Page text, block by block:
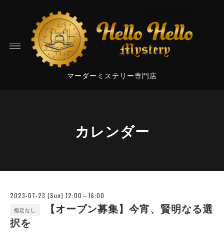
マーダーミステリー専門店
カレンダー
2023-07-23 (Sun) 12:00～16:00
指定なし
【オープン募集】今宵、賢明なる選
択を